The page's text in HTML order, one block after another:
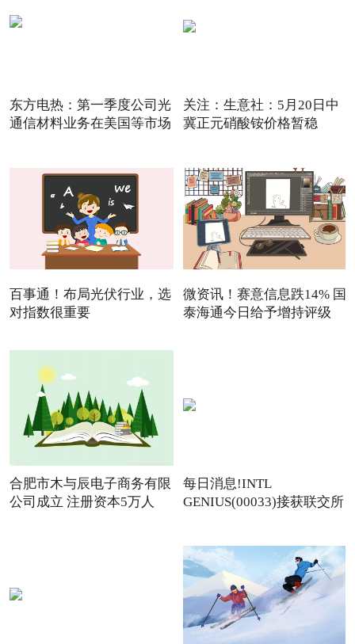
东方电热：第一季度公司光
通信材料业务在美国等市场
关注：生意社：5月20日中
冀正元硝酸铵价格暂稳
百事通！布局光伏行业，选
对指数很重要
微资讯！赛意信息跌14% 国
泰海通今日给予增持评级
合肥市木与辰电子商务有限
公司成立 注册资本5万人
每日消息!INTL
GENIUS(00033)接获联交所